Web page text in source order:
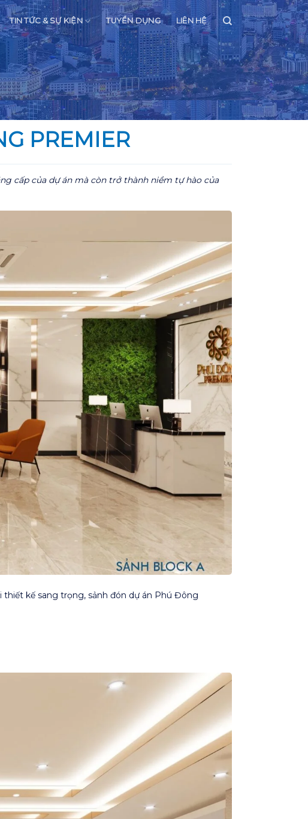
TIN TỨC & SỰ KIỆN TUYỂN DỤNG LIÊN HỆ
PREMIER
cấp của dự án mà còn trở thành niềm tự hào của
kế sang trọng, sảnh đón dự án Phú Đông